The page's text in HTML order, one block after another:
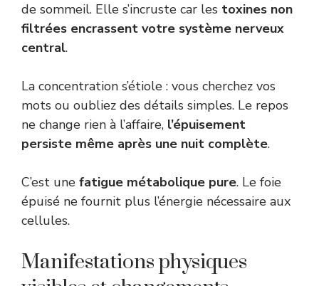
de sommeil. Elle s’incruste car les toxines non
filtrées encrassent votre système nerveux
central.
La concentration s’étiole : vous cherchez vos
mots ou oubliez des détails simples. Le repos
ne change rien à l’affaire, l’épuisement
persiste même après une nuit complète.
C’est une fatigue métabolique pure. Le foie
épuisé ne fournit plus l’énergie nécessaire aux
cellules.
Manifestations physiques